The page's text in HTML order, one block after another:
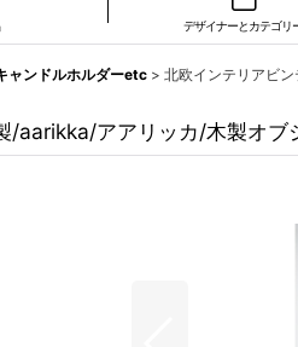
デザイナーとカテゴリ
ャンドルホルダーetc > 北欧インテリアビ
/aarikka/アアリッカ/木製オブ